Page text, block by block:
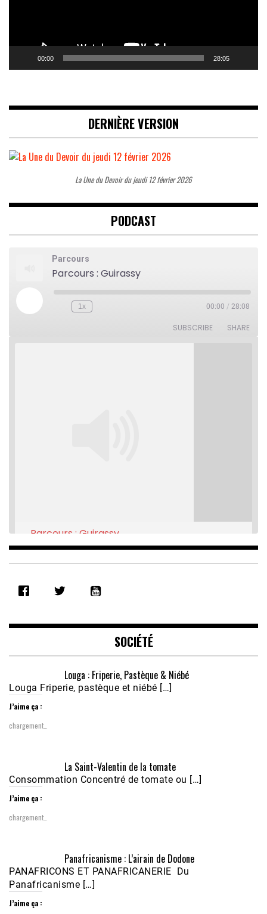
00:00 28:05
DERNIÈRE VERSION
La Une du Devoir du jeudi 12 février 2026
PODCAST
Parcours
Parcours : Guirassy
Play
Episode
Rewind
1x 00:00 / 28:08
SUBSCRIBE SHARE
RSS FEED
EMBED
Parcours : Guirassy
Feb 16, 2021 • 28:08
Nobana (Podologue)
Feb 24, 2021 • 28mn
SOCIÉTÉ
Louga : Friperie, Pastèque & Niébé
Louga Friperie, pastèque et niébé […]
J’aime ça :
chargement…
La Saint-Valentin de la tomate
Consommation Concentré de tomate ou […]
J’aime ça :
chargement…
Panafricanisme : L’airain de Dodone
PANAFRICONS ET PANAFRICANERIE Du
Panafricanisme […]
J’aime ça :